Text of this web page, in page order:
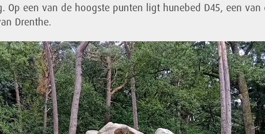
Op een van de hoogste punten ligt hunebed D45, een van
Drenthe.